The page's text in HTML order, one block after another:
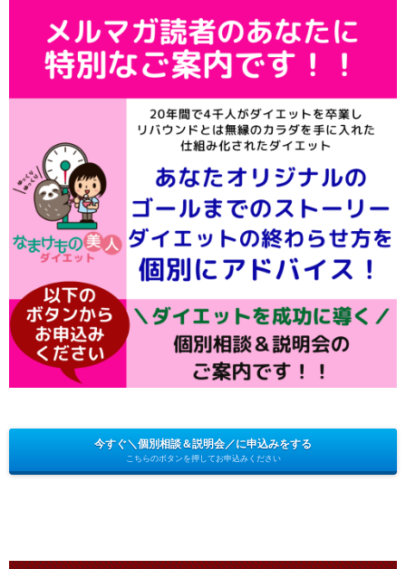
今すぐ＼個別相談＆説明会／に申込みをする
こちらのボタンを押してお申込みください